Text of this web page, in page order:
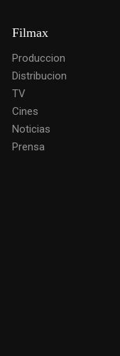
Filmax
Produccion
Distribucion
TV
Cines
Noticias
Prensa